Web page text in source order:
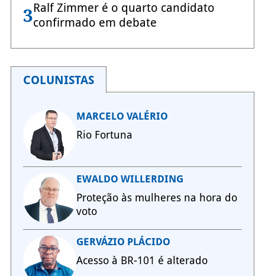
3Ralf Zimmer é o quarto candidato
confirmado em debate
COLUNISTAS
MARCELO VALÉRIO
Rio Fortuna
EWALDO WILLERDING
Proteção às mulheres na hora do
voto
GERVÁZIO PLÁCIDO
Acesso à BR-101 é alterado